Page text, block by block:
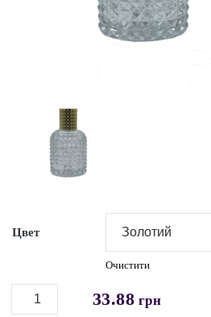
Цвет
Очистити
33.88 грн